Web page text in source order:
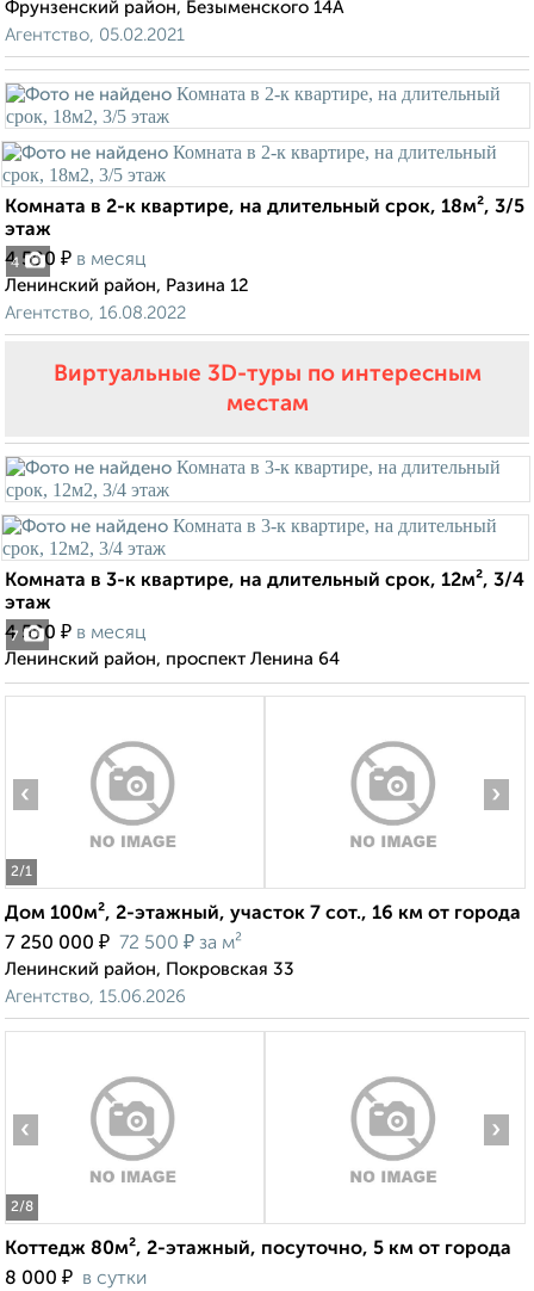
Фрунзенский район, Безыменского 14А
Агентство, 05.02.2021
4
Комната в 2-к квартире, на длительный срок, 18м², 3/5
этаж
4 500 ₽ в месяц
Ленинский район, Разина 12
Агентство, 16.08.2022
Виртуальные 3D-туры по интересным
местам
7
Комната в 3-к квартире, на длительный срок, 12м², 3/4
этаж
4 500 ₽ в месяц
Ленинский район, проспект Ленина 64
2/1
‹ ›
Дом 100м², 2-этажный, участок 7 сот., 16 км от города
7 250 000 ₽ 72 500 ₽ за м²
Ленинский район, Покровская 33
Агентство, 15.06.2026
2/8
‹ ›
Коттедж 80м², 2-этажный, посуточно, 5 км от города
8 000 ₽ в сутки